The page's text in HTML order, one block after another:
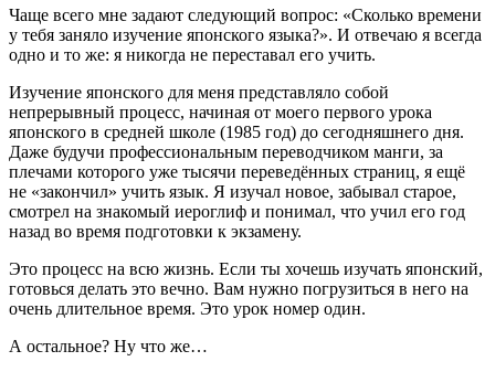
Чаще всего мне задают следующий вопрос: «Сколько времени
у тебя заняло изучение японского языка?». И отвечаю я всегда
одно и то же: я никогда не переставал его учить.
Изучение японского для меня представляло собой
непрерывный процесс, начиная от моего первого урока
японского в средней школе (1985 год) до сегодняшнего дня.
Даже будучи профессиональным переводчиком манги, за
плечами которого уже тысячи переведённых страниц, я ещё
не «закончил» учить язык. Я изучал новое, забывал старое,
смотрел на знакомый иероглиф и понимал, что учил его год
назад во время подготовки к экзамену.
Это процесс на всю жизнь. Если ты хочешь изучать японский,
готовься делать это вечно. Вам нужно погрузиться в него на
очень длительное время. Это урок номер один.
А остальное? Ну что же…